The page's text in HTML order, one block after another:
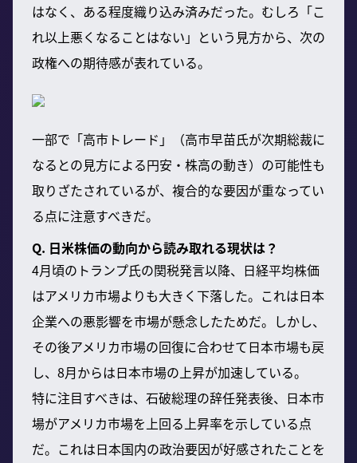
はなく、ある程度織り込み済みだった。むしろ「こ
れ以上悪くなることはない」という見方から、次の
政権への期待感が表れている。
一部で「高市トレード」（高市早苗氏が次期総裁に
なるとの見方による円安・株高の動き）の可能性も
取りざたされているが、複合的な要因が重なってい
る点に注意すべきだ。
Q. 日米株価の動向から読み取れる現状は？
4月頃のトランプ氏の関税発言以降、日経平均株価
はアメリカ市場よりも大きく下落した。これは日本
企業への悪影響を市場が懸念したためだ。しかし、
その後アメリカ市場の回復に合わせて日本市場も戻
し、8月からは日本市場の上昇が加速している。
特に注目すべきは、石破総理の辞任発表後、日本市
場がアメリカ市場を上回る上昇率を示している点
だ。これは日本国内の政治要因が好感されたことを